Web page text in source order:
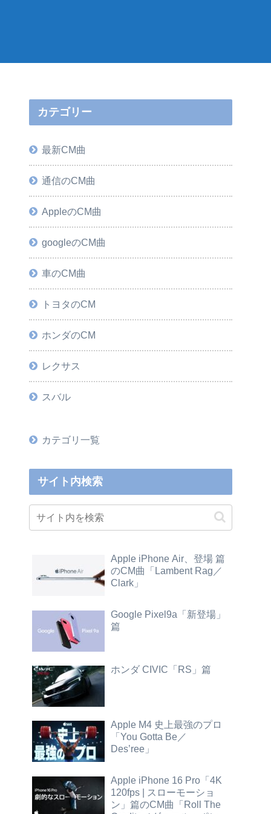
カテゴリー
最新CM曲
通信のCM曲
AppleのCM曲
googleのCM曲
車のCM曲
トヨタのCM
ホンダのCM
レクサス
スバル
カテゴリ一覧
サイト内検索
Apple iPhone Air、登場 篇
のCM曲「Lambent Rag／
Clark」
Google Pixel9a「新登場」
篇
ホンダ CIVIC「RS」篇
Apple M4 史上最強のプロ
「You Gotta Be／
Des’ree」
Apple iPhone 16 Pro「4K
120fps | スローモーショ
ン」篇のCM曲「Roll The